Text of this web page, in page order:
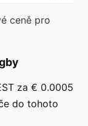
ceně pro
za € 0.0005
do tohoto